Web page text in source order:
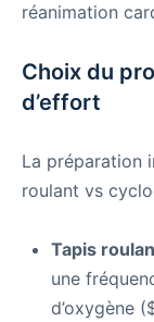
réanimation
Choix du
d’effort
La préparation
roulant vs
Tapis
une
d’oxygène